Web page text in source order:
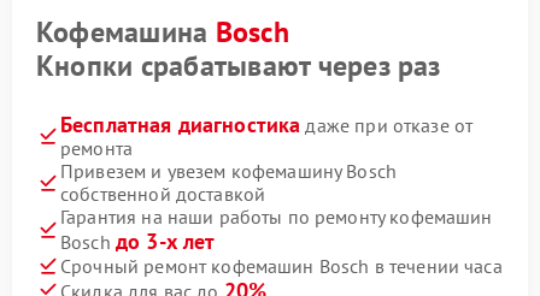
Кофемашина Bosch
Кнопки срабатывают через раз
Бесплатная диагностика даже при отказе от
ремонта
Привезем и увезем кофемашину Bosch
собственной доставкой
Гарантия на наши работы по ремонту кофемашин
Bosch до 3-х лет
Срочный ремонт кофемашин Bosch в течении часа